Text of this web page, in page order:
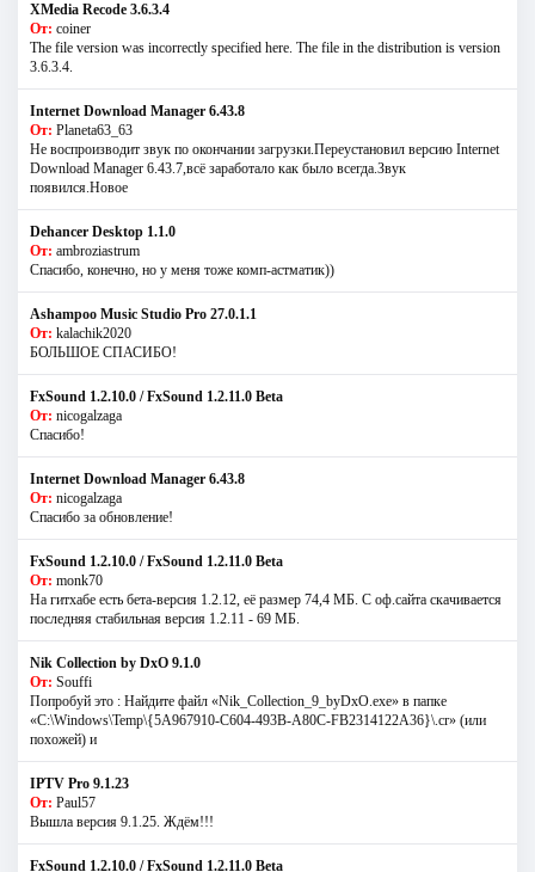
XMedia Recode 3.6.3.4
От: coiner
The file version was incorrectly specified here. The file in the distribution is version
3.6.3.4.
Internet Download Manager 6.43.8
От: Planeta63_63
Не воспроизводит звук по окончании загрузки.Переустановил версию Internet
Download Manager 6.43.7,всё заработало как было всегда.Звук
появился.Новое
Dehancer Desktop 1.1.0
От: ambroziastrum
Спасибо, конечно, но у меня тоже комп-астматик))
Ashampoo Music Studio Pro 27.0.1.1
От: kalachik2020
БОЛЬШОЕ СПАСИБО!
FxSound 1.2.10.0 / FxSound 1.2.11.0 Beta
От: nicogalzaga
Спасибо!
Internet Download Manager 6.43.8
От: nicogalzaga
Спасибо за обновление!
FxSound 1.2.10.0 / FxSound 1.2.11.0 Beta
От: monk70
На гитхабе есть бета-версия 1.2.12, её размер 74,4 МБ. С оф.сайта скачивается
последняя стабильная версия 1.2.11 - 69 МБ.
Nik Collection by DxO 9.1.0
От: Souffi
Попробуй это : Найдите файл «Nik_Collection_9_byDxO.exe» в папке
«C:\Windows\Temp\{5A967910-C604-493B-A80C-FB2314122A36}\.cr» (или
похожей) и
IPTV Pro 9.1.23
От: Paul57
Вышла версия 9.1.25. Ждём!!!
FxSound 1.2.10.0 / FxSound 1.2.11.0 Beta